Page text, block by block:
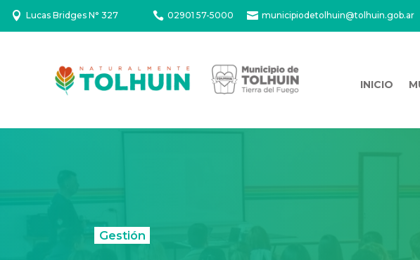
 Lucas Bridges N° 327  02901 57-5000  municipiodetolhuin@tolhuin.gob.ar
INICIO
Gestión